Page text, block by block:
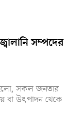
সম্পদের
সকল জনতার
বা উৎপাদন থেকে